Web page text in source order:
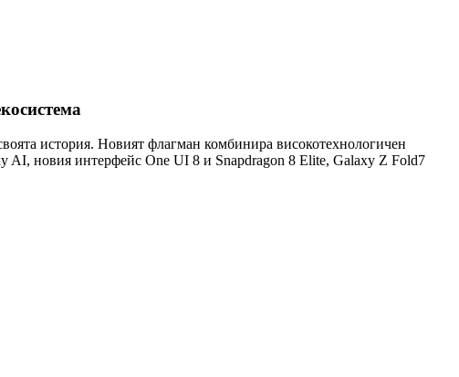
история. Новият флагман комбинира високотехнологичен
AI, новия интерфейс One UI 8 и Snapdragon 8 Elite, Galaxy Z Fold7